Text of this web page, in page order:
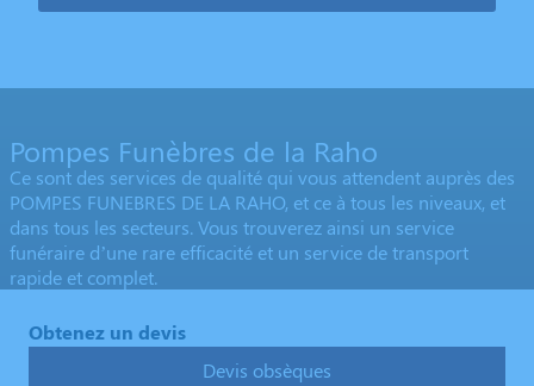
Pompes Funèbres de la Raho
Ce sont des services de qualité qui vous attendent auprès des
POMPES FUNEBRES DE LA RAHO, et ce à tous les niveaux, et
dans tous les secteurs. Vous trouverez ainsi un service
funéraire d’une rare efficacité et un service de transport
rapide et complet.
Obtenez un devis
Devis obsèques